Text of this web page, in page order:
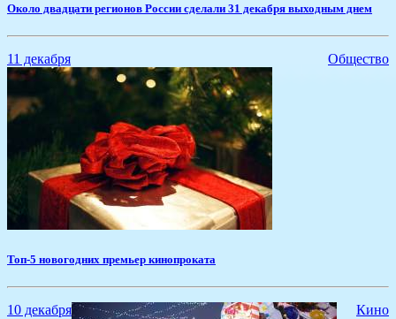
Около двадцати регионов России сделали 31 декабря выходным днем
11 декабря Общество
Топ-5 новогодних премьер кинопроката
10 декабря Кино